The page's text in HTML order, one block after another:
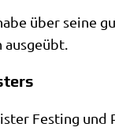
über sei­ne
ausgeübt.
Fest­ing